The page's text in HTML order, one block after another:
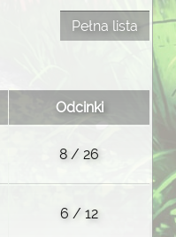
Pełna lista
Odcinki
8 / 26
6 / 12